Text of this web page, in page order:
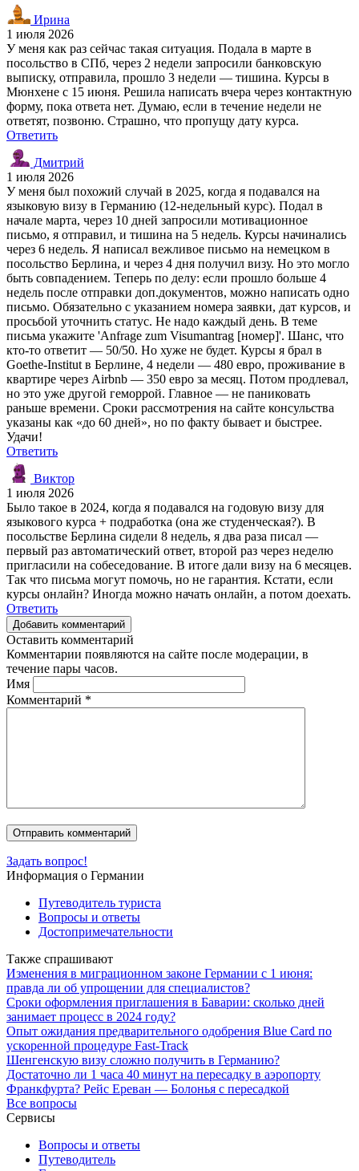
Ирина
1 июля 2026
У меня как раз сейчас такая ситуация. Подала в марте в
посольство в СПб, через 2 недели запросили банковскую
выписку, отправила, прошло 3 недели — тишина. Курсы в
Мюнхене с 15 июня. Решила написать вчера через контактную
форму, пока ответа нет. Думаю, если в течение недели не
ответят, позвоню. Страшно, что пропущу дату курса.
Ответить
Дмитрий
1 июля 2026
У меня был похожий случай в 2025, когда я подавался на
языковую визу в Германию (12-недельный курс). Подал в
начале марта, через 10 дней запросили мотивационное
письмо, я отправил, и тишина на 5 недель. Курсы начинались
через 6 недель. Я написал вежливое письмо на немецком в
посольство Берлина, и через 4 дня получил визу. Но это могло
быть совпадением. Теперь по делу: если прошло больше 4
недель после отправки доп.документов, можно написать одно
письмо. Обязательно с указанием номера заявки, дат курсов, и
просьбой уточнить статус. Не надо каждый день. В теме
письма укажите 'Anfrage zum Visumantrag [номер]'. Шанс, что
кто-то ответит — 50/50. Но хуже не будет. Курсы я брал в
Goethe-Institut в Берлине, 4 недели — 480 евро, проживание в
квартире через Airbnb — 350 евро за месяц. Потом продлевал,
но это уже другой геморрой. Главное — не паниковать
раньше времени. Сроки рассмотрения на сайте консульства
указаны как «до 60 дней», но по факту бывает и быстрее.
Удачи!
Ответить
Виктор
1 июля 2026
Было такое в 2024, когда я подавался на годовую визу для
языкового курса + подработка (она же студенческая?). В
посольстве Берлина сидели 8 недель, я два раза писал —
первый раз автоматический ответ, второй раз через неделю
пригласили на собеседование. В итоге дали визу на 6 месяцев.
Так что письма могут помочь, но не гарантия. Кстати, если
курсы онлайн? Иногда можно начать онлайн, а потом доехать.
Ответить
Добавить комментарий
Оставить комментарий
Комментарии появляются на сайте после модерации, в
течение пары часов.
Имя
Комментарий *
Задать вопрос!
Информация о Германии
Путеводитель туриста
Вопросы и ответы
Достопримечательности
Также спрашивают
Изменения в миграционном законе Германии с 1 июня:
правда ли об упрощении для специалистов?
Сроки оформления приглашения в Баварии: сколько дней
занимает процесс в 2024 году?
Опыт ожидания предварительного одобрения Blue Card по
ускоренной процедуре Fast-Track
Шенгенскую визу сложно получить в Германию?
Достаточно ли 1 часа 40 минут на пересадку в аэропорту
Франкфурта? Рейс Ереван — Болонья с пересадкой
Все вопросы
Сервисы
Вопросы и ответы
Путеводитель